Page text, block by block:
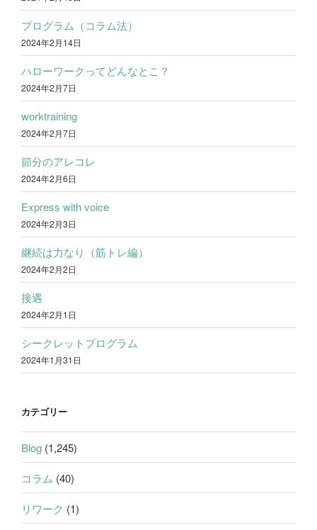
プログラム（コラム法）
2024年2月14日
ハローワークってどんなとこ？
2024年2月7日
worktraining
2024年2月7日
節分のアレコレ
2024年2月6日
Express with voice
2024年2月3日
継続は力なり（筋トレ編）
2024年2月2日
接遇
2024年2月1日
シークレットプログラム
2024年1月31日
カテゴリー
Blog (1,245)
コラム (40)
リワーク (1)